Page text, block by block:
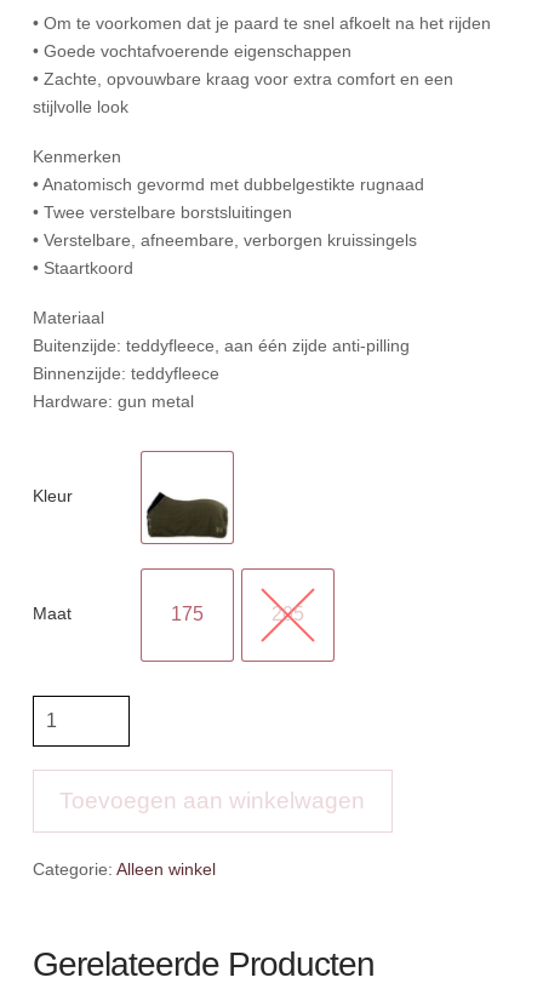
€84,95. €67,96.
• Om te voorkomen dat je paard te snel afkoelt na het rijden
• Goede vochtafvoerende eigenschappen
• Zachte, opvouwbare kraag voor extra comfort en een
stijlvolle look
Kenmerken
• Anatomisch gevormd met dubbelgestikte rugnaad
• Twee verstelbare borstsluitingen
• Verstelbare, afneembare, verborgen kruissingels
• Staartkoord
Materiaal
Buitenzijde: teddyfleece, aan één zijde anti-pilling
Binnenzijde: teddyfleece
Hardware: gun metal
Kleur
Maat 175 205
aantalToevoegen aan winkelwagen
Categorie: Alleen winkel
Gerelateerde Producten